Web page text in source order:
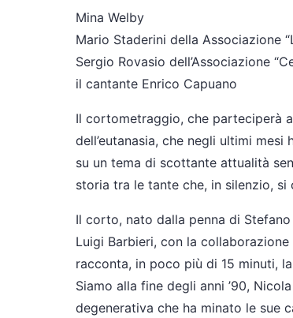
Mina Welby
Mario Staderini della Associazione
Sergio Rovasio dell’Associazione
il cantante Enrico Capuano
Il cortometraggio, che parteciperà
dell’eutanasia, che negli ultimi
su un tema di scottante attualità
storia tra le tante che, in silenzio,
Il corto, nato dalla penna di
Luigi Barbieri, con la
racconta, in poco più di 15 minuti,
Siamo alla fine degli anni ’90,
degenerativa che ha minato le sue